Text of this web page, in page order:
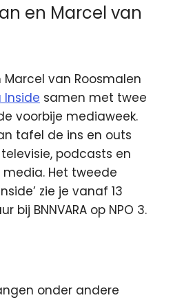
en Marcel van
van Roosmalen
Inside samen met twee
voorbije mediaweek.
tafel de ins en outs
podcasts en
Het tweede
zie je vanaf 13
bij BNNVARA op NPO 3.
onder andere